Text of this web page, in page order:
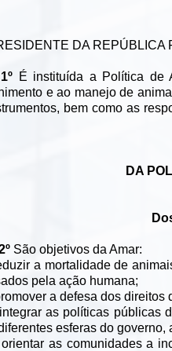
DA REPÚBLICA
É instituída a Política de
e ao manejo de
bem como as
DA
São objetivos da Amar:
a mortalidade de
pela ação humana;
a defesa dos direitos
integrar as políticas
esferas do governo,
orientar as comunidades a